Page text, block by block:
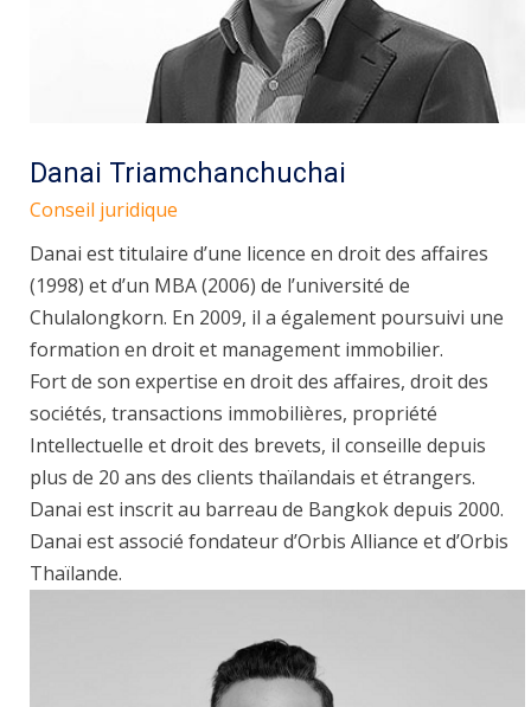
Danai Triamchanchuchai
Conseil juridique
Danai est titulaire d’une licence en droit des affaires
(1998) et d’un MBA (2006) de l’université de
Chulalongkorn. En 2009, il a également poursuivi une
formation en droit et management immobilier.
Fort de son expertise en droit des affaires, droit des
sociétés, transactions immobilières, propriété
Intellectuelle et droit des brevets, il conseille depuis
plus de 20 ans des clients thaïlandais et étrangers.
Danai est inscrit au barreau de Bangkok depuis 2000.
Danai est associé fondateur d’Orbis Alliance et d’Orbis
Thaïlande.